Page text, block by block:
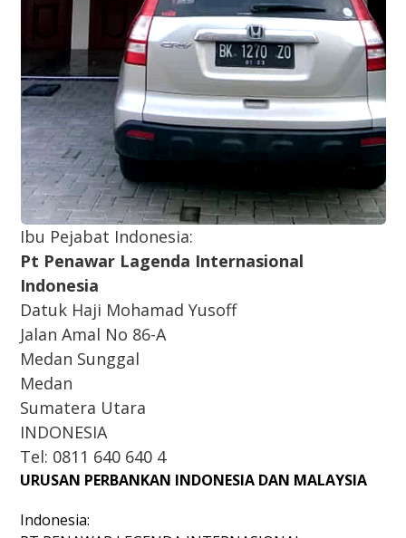
Ibu Pejabat Indonesia:
Pt Penawar Lagenda Internasional
Indonesia
Datuk Haji Mohamad Yusoff
Jalan Amal No 86-A
Medan Sunggal
Medan
Sumatera Utara
INDONESIA
Tel: 0811 640 640 4
URUSAN PERBANKAN INDONESIA DAN MALAYSIA
Indonesia: